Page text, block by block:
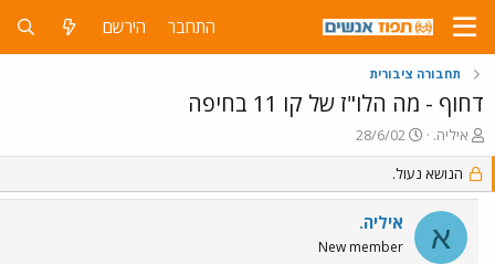
התחבר הירשם
תחבורה ציבורית
דחוף - מה הלו"ז של קו 11 בחיפה
פ
ו
ת
ח
נ
איליה.
פ
ו
ר
ס
ם
ב
ת
28/6/02
הנושא נעול.
א איליה.
New member